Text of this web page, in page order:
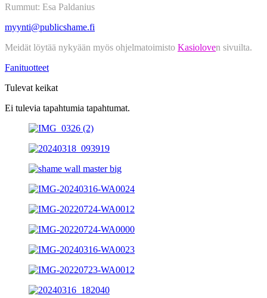
Rummut: Esa Paldanius
myynti@publicshame.fi
Meidät löytää nykyään myös ohjelmatoimisto Kasioloven sivuilta.
Fanituotteet
Tulevat keikat
Ei tulevia tapahtumia tapahtumat.